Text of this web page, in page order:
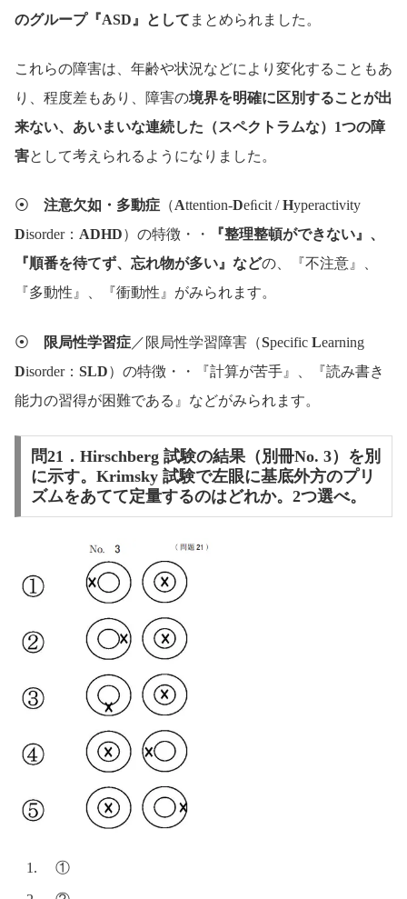
のグループ『ASD』として まとめられました。
これらの障害は、年齢や状況などにより変化することもあ
り、程度差もあり、障害の境界を明確に区別することが出
来ない、あいまいな連続した（スペクトラムな）1つの障
害として考えられるようになりました。
⦿ 注意欠如・多動症 （Attention-Deﬁcit /Hyperactivity
Disorder： ADHD）の特徴・・
『整理整頓ができない』、
『順番を待てず、忘れ物が多い』などの、『不注意』、
『多動性』、『衝動性』がみられます。
⦿ 限局性学習症 ／限局性学習障害（Specific Learning
Disorder： SLD）の特徴・・『計算が苦手』、『読み書き
能力の習得が困難である』などがみられます。
問21．Hirschberg 試験の結果（別冊No. 3）を別
に示す。Krimsky 試験で左眼に基底外方のプリ
ズムをあてて定量するのはどれか。2つ選べ。
①